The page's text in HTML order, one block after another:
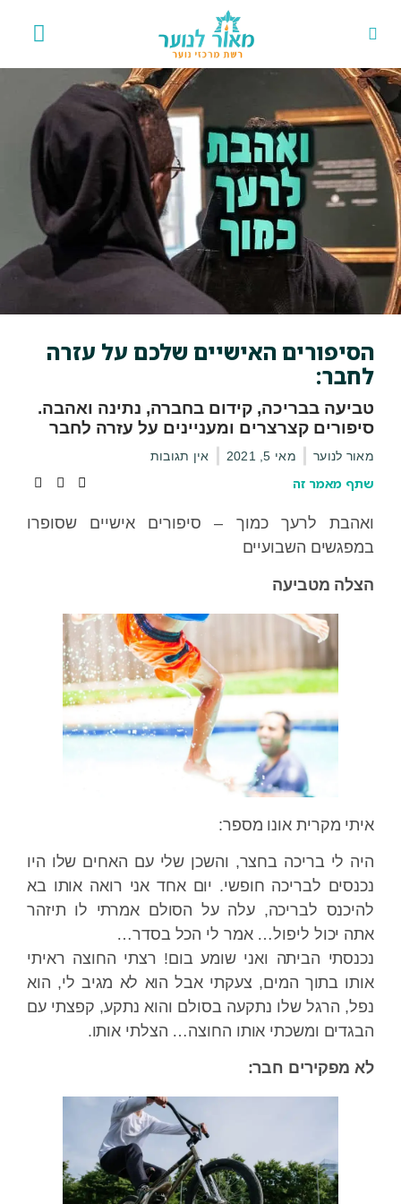
הסיפורים האישיים שלכם על עזרה
לחבר:
טביעה בבריכה, קידום בחברה, נתינה ואהבה.
סיפורים קצרצרים ומעניינים על עזרה לחבר
מאור לנוער מאי 5, 2021 אין תגובות
שתף מאמר זה
ואהבת לרעך כמוך – סיפורים אישיים שסופרו
במפגשים השבועיים
הצלה מטביעה
איתי מקרית אונו מספר:
היה לי בריכה בחצר, והשכן שלי עם האחים שלו היו
נכנסים לבריכה חופשי. יום אחד אני רואה אותו בא
להיכנס לבריכה, עלה על הסולם אמרתי לו תיזהר
אתה יכול ליפול… אמר לי הכל בסדר…
נכנסתי הביתה ואני שומע בום! רצתי החוצה ראיתי
אותו בתוך המים, צעקתי אבל הוא לא מגיב לי, הוא
נפל, הרגל שלו נתקעה בסולם והוא נתקע, קפצתי עם
הבגדים ומשכתי אותו החוצה… הצלתי אותו.
לא מפקירים חבר: